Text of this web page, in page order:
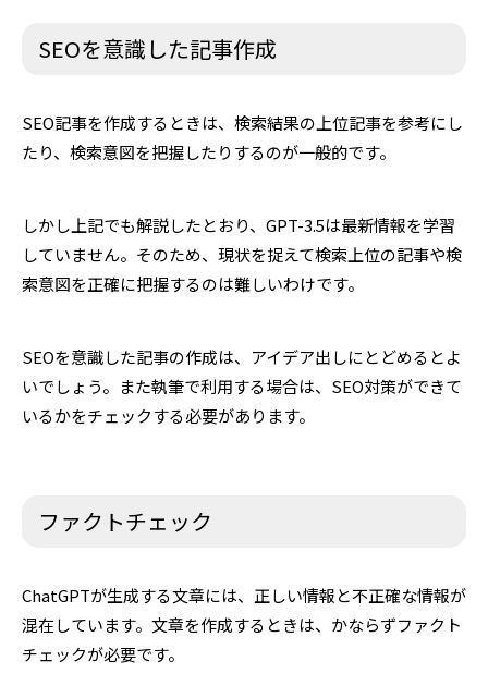
SEOを意識した記事作成
SEO記事を作成するときは、検索結果の上位記事を参考にし
たり、検索意図を把握したりするのが一般的です。
しかし上記でも解説したとおり、GPT-3.5は最新情報を学習
していません。そのため、現状を捉えて検索上位の記事や検
索意図を正確に把握するのは難しいわけです。
SEOを意識した記事の作成は、アイデア出しにとどめるとよ
いでしょう。また執筆で利用する場合は、SEO対策ができて
いるかをチェックする必要があります。
ファクトチェック
ChatGPTが生成する文章には、正しい情報と不正確な情報が
混在しています。文章を作成するときは、かならずファクト
チェックが必要です。